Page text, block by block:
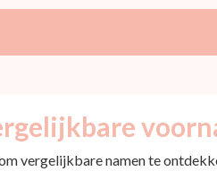
vergelijkbare namen te